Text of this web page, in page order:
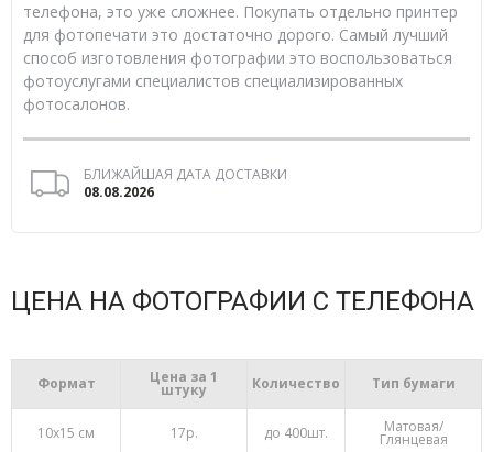
телефона, это уже сложнее. Покупать отдельно принтер
для фотопечати это достаточно дорого. Самый лучший
способ изготовления фотографии это воспользоваться
фотоуслугами специалистов специализированных
фотосалонов.
БЛИЖАЙШАЯ ДАТА ДОСТАВКИ
08.08.2026
ЦЕНА НА ФОТОГРАФИИ С ТЕЛЕФОНА
Формат Цена за 1
штуку Количество Тип бумаги
10х15 см 17р. до 400шт. Матовая/
Глянцевая